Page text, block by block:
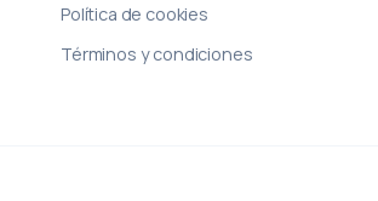
Política de cookies
Términos y condiciones